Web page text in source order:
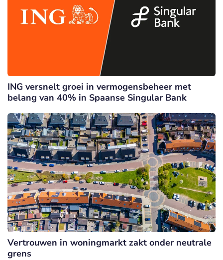
ING versnelt groei in vermogensbeheer met
belang van 40% in Spaanse Singular Bank
Vertrouwen in woningmarkt zakt onder neutrale
grens